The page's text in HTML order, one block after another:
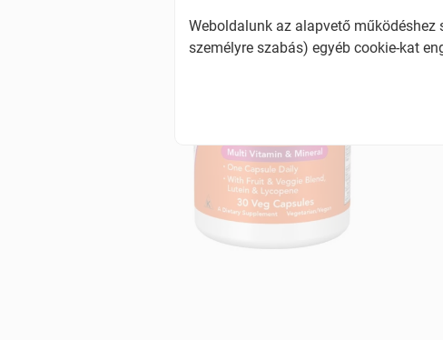
Weboldalunk az alapvető
személyre szabás) egyéb cookie-kat